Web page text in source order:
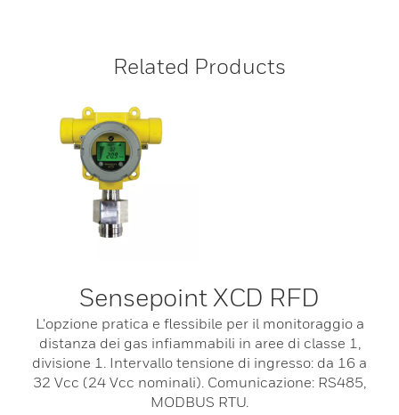
Related Products
Sensepoint XCD RFD
L'opzione pratica e flessibile per il monitoraggio a
distanza dei gas infiammabili in aree di classe 1,
divisione 1. Intervallo tensione di ingresso: da 16 a
32 Vcc (24 Vcc nominali). Comunicazione: RS485,
MODBUS RTU.